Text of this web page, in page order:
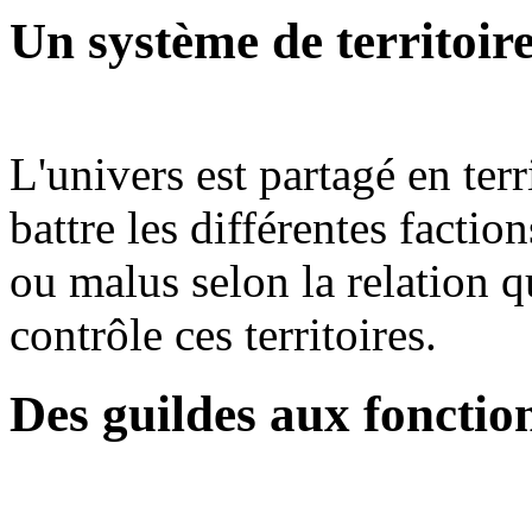
Un système de
L'univers est partagé en
battre les différentes
ou malus selon la relation
contrôle ces territoires.
Des guildes aux